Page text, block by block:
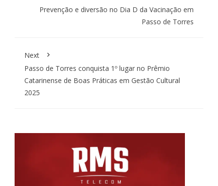
Prevenção e diversão no Dia D da Vacinação em
Passo de Torres
Next
Passo de Torres conquista 1º lugar no Prêmio
Catarinense de Boas Práticas em Gestão Cultural
2025